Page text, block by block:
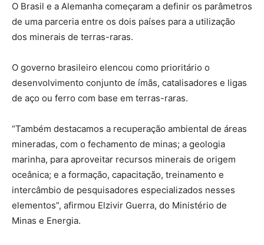
O Brasil e a Alemanha começaram a definir os parâmetros
de uma parceria entre os dois países para a utilização
dos minerais de terras-raras.
O governo brasileiro elencou como prioritário o
desenvolvimento conjunto de ímãs, catalisadores e ligas
de aço ou ferro com base em terras-raras.
“Também destacamos a recuperação ambiental de áreas
mineradas, com o fechamento de minas; a geologia
marinha, para aproveitar recursos minerais de origem
oceânica; e a formação, capacitação, treinamento e
intercâmbio de pesquisadores especializados nesses
elementos”, afirmou Elzivir Guerra, do Ministério de
Minas e Energia.